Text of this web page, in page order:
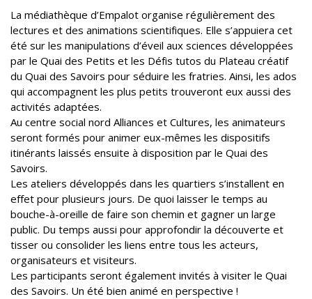
La médiathèque d’Empalot organise régulièrement des
lectures et des animations scientifiques. Elle s’appuiera cet
été sur les manipulations d’éveil aux sciences développées
par le Quai des Petits et les Défis tutos du Plateau créatif
du Quai des Savoirs pour séduire les fratries. Ainsi, les ados
qui accompagnent les plus petits trouveront eux aussi des
activités adaptées.
Au centre social nord Alliances et Cultures, les animateurs
seront formés pour animer eux-mêmes les dispositifs
itinérants laissés ensuite à disposition par le Quai des
Savoirs.
Les ateliers développés dans les quartiers s’installent en
effet pour plusieurs jours. De quoi laisser le temps au
bouche-à-oreille de faire son chemin et gagner un large
public. Du temps aussi pour approfondir la découverte et
tisser ou consolider les liens entre tous les acteurs,
organisateurs et visiteurs.
Les participants seront également invités à visiter le Quai
des Savoirs. Un été bien animé en perspective !